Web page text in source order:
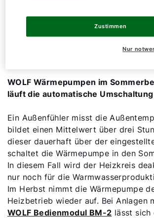
Umwälzpumpe seltener unter Volllast
wirkt sich dies positiv auf den
der
WOLF Wärmepumpen im
läuft die automatische Umschaltung
Ein Außenfühler misst die
bildet einen Mittelwert über drei
dieser dauerhaft über der
schaltet die Wärmepumpe in den
In diesem Fall wird der Heizkreis
nur noch für die
Im Herbst nimmt die Wärmepumpe
Heizbetrieb wieder auf. Bei Anlagen
WOLF Bedienmodul BM-2 lässt sich
Nur
Zustimmen